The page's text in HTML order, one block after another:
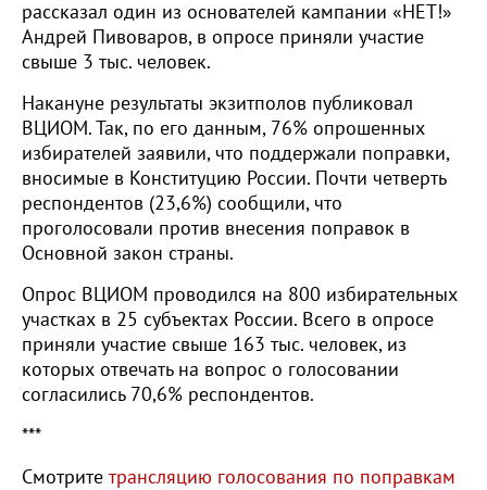
рассказал один из основателей кампании «НЕТ!»
Андрей Пивоваров, в опросе приняли участие
свыше 3 тыс. человек.
Накануне результаты экзитполов публиковал
ВЦИОМ. Так, по его данным, 76% опрошенных
избирателей заявили, что поддержали поправки,
вносимые в Конституцию России. Почти четверть
респондентов (23,6%) сообщили, что
проголосовали против внесения поправок в
Основной закон страны.
Опрос ВЦИОМ проводился на 800 избирательных
участках в 25 субъектах России. Всего в опросе
приняли участие свыше 163 тыс. человек, из
которых отвечать на вопрос о голосовании
согласились 70,6% респондентов.
***
Смотрите трансляцию голосования по поправкам